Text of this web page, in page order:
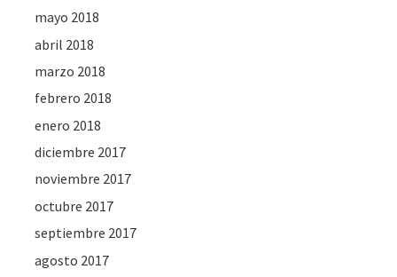
mayo 2018
abril 2018
marzo 2018
febrero 2018
enero 2018
diciembre 2017
noviembre 2017
octubre 2017
septiembre 2017
agosto 2017